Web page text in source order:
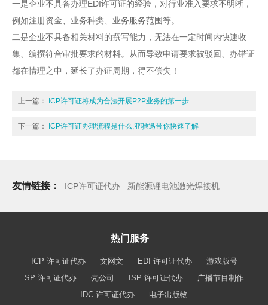
一是企业不具备办理EDI许可证的经验，对行业准入要求不明晰，
例如注册资金、业务种类、业务服务范围等。
二是企业不具备相关材料的撰写能力，无法在一定时间内快速收
集、编撰符合审批要求的材料。从而导致申请要求被驳回、办错证
都在情理之中，延长了办证周期，得不偿失！
上一篇： ICP许可证将成为合法开展P2P业务的第一步
下一篇： ICP许可证办理流程是什么,亚驰迅带你快速了解
友情链接： ICP许可证代办 新能源锂电池激光焊接机
热门服务
ICP 许可证代办 文网文 EDI 许可证代办
游戏版号
SP 许可证代办
壳公司 ISP 许可证代办
广播节目制作
IDC 许可证代办
电子出版物